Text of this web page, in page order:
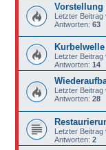
Vorstellung
Letzter Beitrag
Antworten: 63
Letzter Beitrag
Antworten: 14
Letzter Beitrag
Antworten: 28
Letzter Beitrag
Antworten: 2